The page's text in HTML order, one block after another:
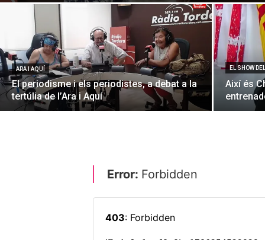
ARA I AQUÍ
El periodisme i els periodistes, a debat a la
tertúlia de l’Ara i Aquí
EL SHOW
Així és